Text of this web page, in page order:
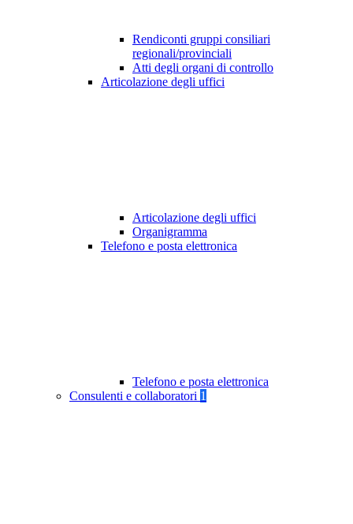
Rendiconti gruppi consiliari
regionali/provinciali
Atti degli organi di controllo
Articolazione degli uffici
Articolazione degli uffici
Organigramma
Telefono e posta elettronica
Telefono e posta elettronica
Consulenti e collaboratori 1